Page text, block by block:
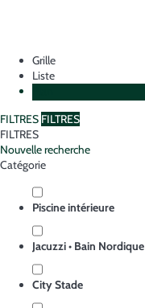
Grille
Liste
FILTRES FILTRES
FILTRES
Nouvelle recherche
Catégorie
Piscine intérieure
Jacuzzi • Bain Nordique
City Stade